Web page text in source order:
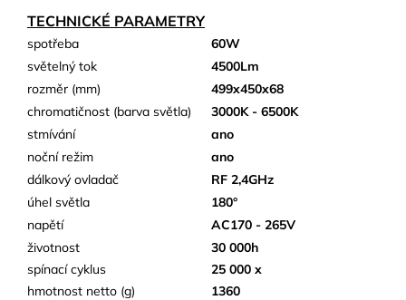
TECHNICKÉ PARAMETRY
spotřeba
60W
světelný tok
4500Lm
rozměr (mm)
499x450x68
chromatičnost (barva světla)
3000K - 6500K
stmívání
ano
noční režim
ano
dálkový ovladač
RF 2,4GHz
úhel světla
180°
napětí
AC170 - 265V
životnost
30 000h
spínací cyklus
25 000 x
hmotnost netto (g)
1360